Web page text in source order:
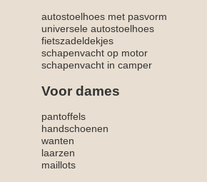
autostoelhoes met pasvorm
universele autostoelhoes
fietszadeldekjes
schapenvacht op motor
schapenvacht in camper
Voor dames
pantoffels
handschoenen
wanten
laarzen
maillots